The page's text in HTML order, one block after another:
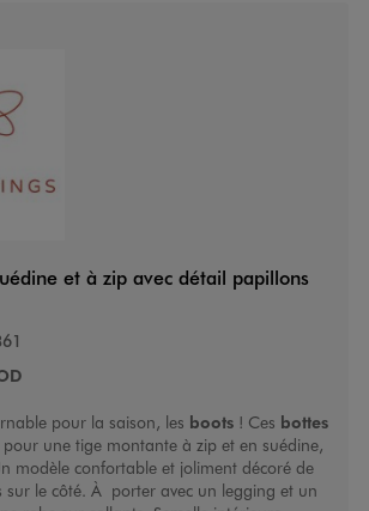
et à zip avec détail papillons
pour la saison, les boots! Ces bottes
une tige montante à zip et en suédine,
modèle confortable et joliment décoré de
sur le côté. À porter avec un legging et un